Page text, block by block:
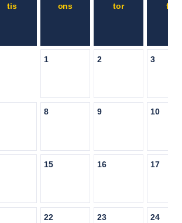
tis ons tor fre
1 2 3
8 9 10
15 16 17
22 23 24